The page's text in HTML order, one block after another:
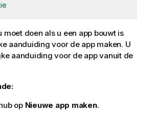
moet doen als u een app bouwt is
aanduiding voor de app maken. U
aanduiding voor de app vanuit de
op Nieuwe app maken.